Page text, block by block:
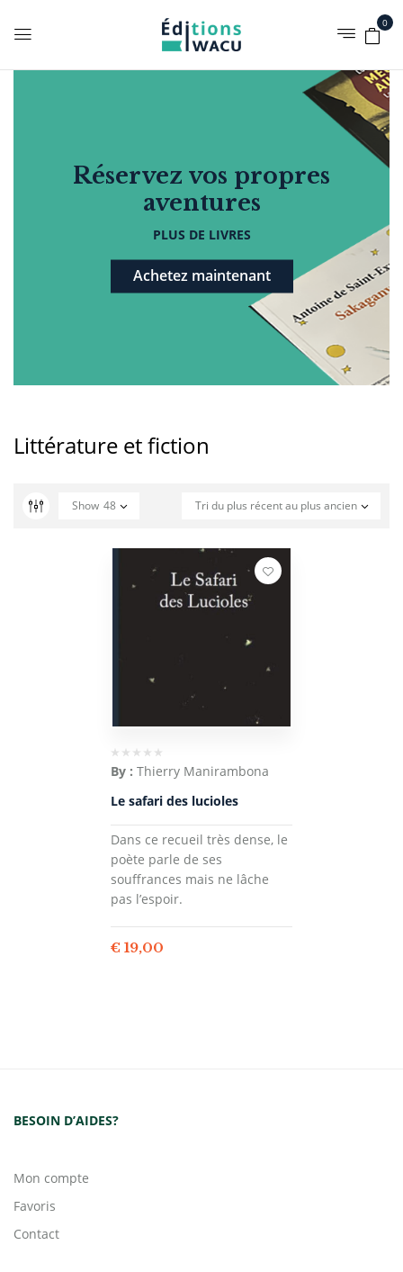
0
Réservez vos propres
aventures
PLUS DE LIVRES
Achetez maintenant
Littérature et fiction
Tri du plus récent au plus ancien
Show 48
By :Thierry Manirambona
Le safari des lucioles
Dans ce recueil très dense, le
poète parle de ses
souffrances mais ne lâche
pas l’espoir.
€ 19,00
BESOIN D’AIDES?
Mon compte
Favoris
Contact